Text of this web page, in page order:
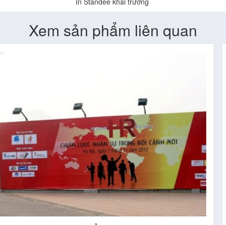
Xem sản phẩm liên quan